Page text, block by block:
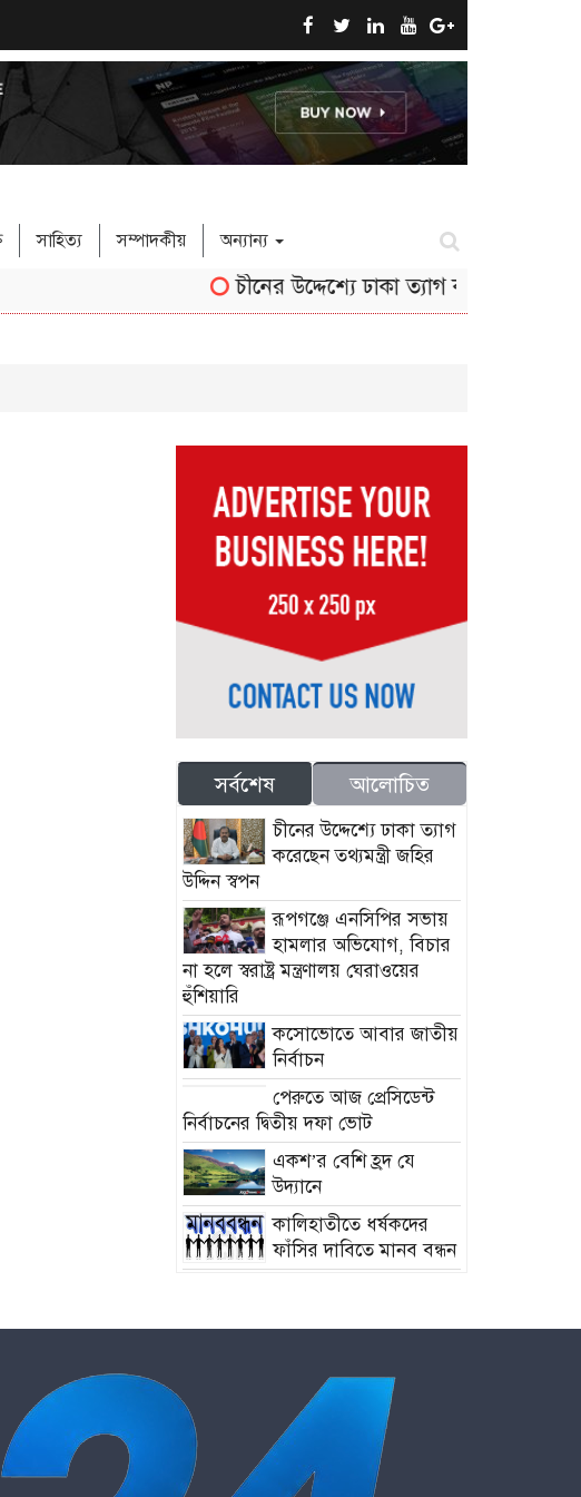
সাহিত্য সম্পাদকীয় অন্যান্য
চীনের উদ্দেশ্যে ঢাকা ত্যাগ করেছেন
সর্বশেষ আলোচিত
চীনের উদ্দেশ্যে ঢাকা ত্যাগ
করেছেন তথ্যমন্ত্রী জহির
উদ্দিন স্বপন
রূপগঞ্জে এনসিপির সভায়
হামলার অভিযোগ, বিচার
না হলে স্বরাষ্ট্র মন্ত্রণালয় ঘেরাওয়ের
হুঁশিয়ারি
কসোভোতে আবার জাতীয়
নির্বাচন
পেরুতে আজ প্রেসিডেন্ট
নির্বাচনের দ্বিতীয় দফা ভোট
একশ’র বেশি হ্রদ যে
উদ্যানে
কালিহাতীতে ধর্ষকদের
ফাঁসির দাবিতে মানব বন্ধন
ভাইয়ের হাতে বড় ভাই খুন
সিটি নির্বাচন নিয়ে মাথা
ব্যাথা নেই বিএনপির!
কক্সবাজার ও কুমিল্লায়